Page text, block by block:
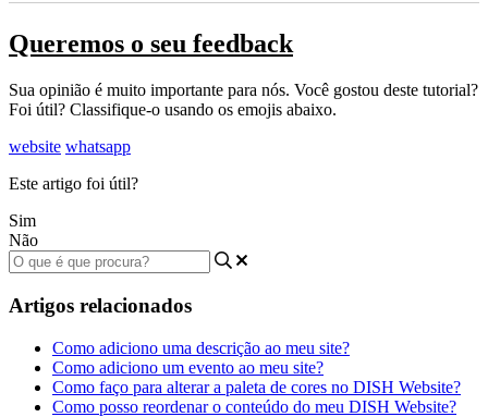
Queremos o seu feedback
Sua opinião é muito importante para nós. Você gostou deste tutorial?
Foi útil? Classifique-o usando os emojis abaixo.
website whatsapp
Este artigo foi útil?
Sim
Não
Artigos relacionados
Como adiciono uma descrição ao meu site?
Como adiciono um evento ao meu site?
Como faço para alterar a paleta de cores no DISH Website?
Como posso reordenar o conteúdo do meu DISH Website?